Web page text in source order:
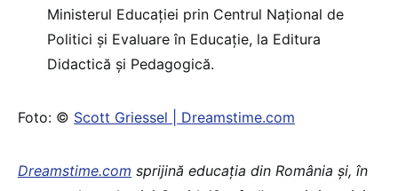
Ministerul Educației prin Centrul Național de
Politici și Evaluare în Educație, la Editura
Didactică și Pedagogică.
Foto: © Scott Griessel | Dreamstime.com
Dreamstime.com sprijină educația din România și, în